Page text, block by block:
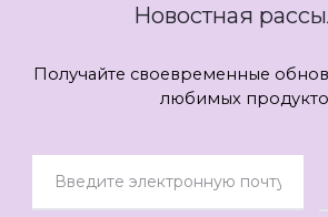
Новостная
Получайте своевременные
любимых